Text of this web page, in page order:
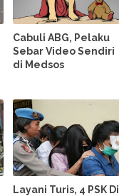
Cabuli ABG, Pelaku
Sebar Video Sendiri
di Medsos
Layani Turis, 4 PSK Di